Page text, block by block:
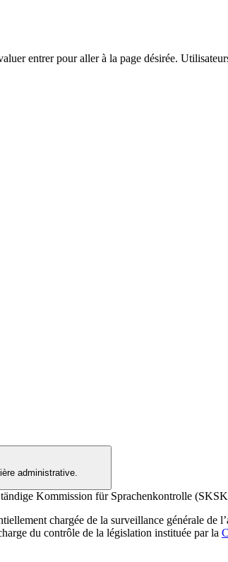
entrer pour aller à la page désirée.
administrative.
Kommission für Sprachenkontrolle
chargée de la surveillance générale de
du contrôle de la législation instituée par la